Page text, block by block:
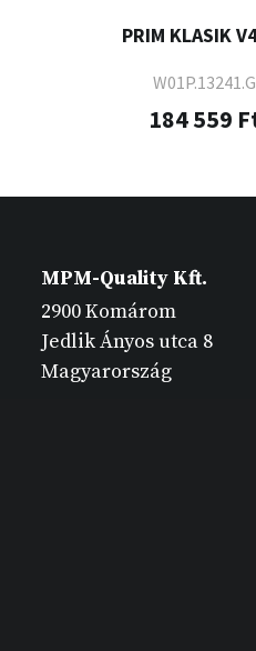
PRIM KLASIK
W01P.13241.G
184 559
MPM-Quality Kft.
2900 Komárom
Jedlik Ányos utca 8
Magyarország